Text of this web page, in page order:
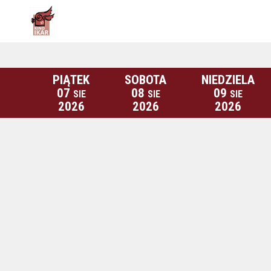
PIĄTEK
07 SIE
2026
SOBOTA
08 SIE
2026
NIEDZIELA
09 SIE
2026